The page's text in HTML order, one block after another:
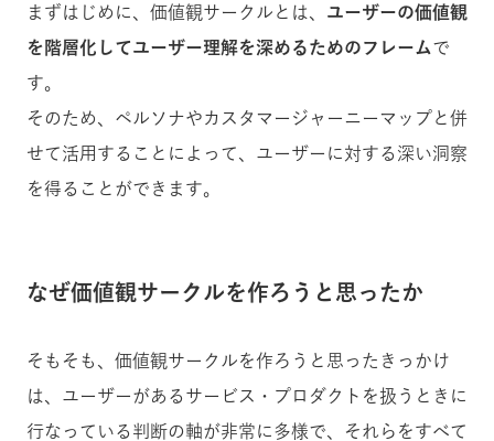
まずはじめに、価値観サークルとは、 ユーザーの価値観
を階層化してユーザー理解を深めるためのフレームで
す。
そのため、ペルソナやカスタマージャーニーマップと併
せて活用することによって、ユーザーに対する深い洞察
を得ることができます。
なぜ価値観サークルを作ろうと思ったか
そもそも、価値観サークルを作ろうと思ったきっかけ
は、 ユーザーがあるサービス・プロダクトを扱うときに
行なっている判断の軸が非常に多様で、それらをすべて